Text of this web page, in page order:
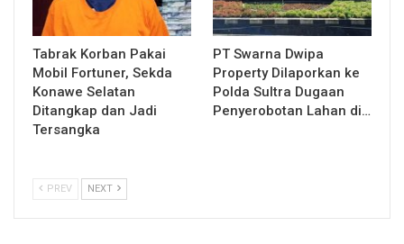
Tabrak Korban Pakai
Mobil Fortuner, Sekda
Konawe Selatan
Ditangkap dan Jadi
Tersangka
PT Swarna Dwipa
Property Dilaporkan ke
Polda Sultra Dugaan
Penyerobotan Lahan di…
PREV NEXT